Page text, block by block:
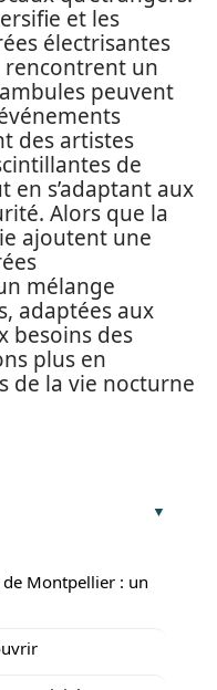
et les
électrisantes
rencontrent un
peuvent
des artistes
de
en s’adaptant aux
Alors que la
ajoutent une
mélange
adaptées aux
besoins des
plus en
de la vie nocturne
Montpellier : un